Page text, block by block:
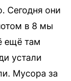
Сегодня они
в 8 мы
ещё там
устали
Мусора за